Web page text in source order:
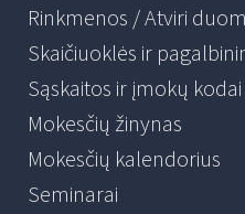
Rinkmenos / Atviri
Skaičiuoklės ir
Sąskaitos ir įmokų kodai
Mokesčių žinynas
Mokesčių kalendorius
Seminarai